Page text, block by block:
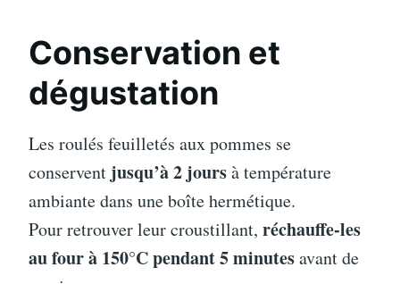
Conservation et
dégustation
Les roulés feuilletés aux pommes se
conservent jusqu’à 2 joursà température
ambiante dans une boîte hermétique.
Pour retrouver leur croustillant, réchauffe-les
au four à 150°C pendant 5 minutesavant de